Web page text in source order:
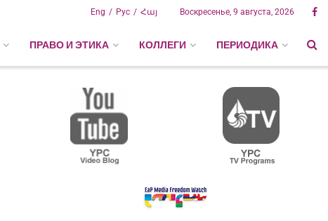
Рус Հայ
Eng Воскресенье, 9 августа, 2026
ПРАВО И ЭТИКА КОЛЛЕГИ ПЕРИОДИКА